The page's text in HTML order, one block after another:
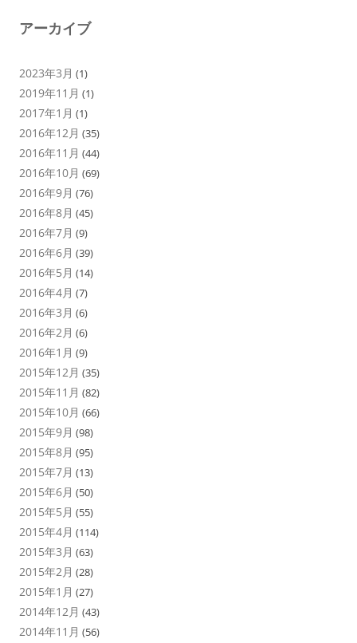
アーカイブ
2023年3月 (1)
2019年11月 (1)
2017年1月 (1)
2016年12月 (35)
2016年11月 (44)
2016年10月 (69)
2016年9月 (76)
2016年8月 (45)
2016年7月 (9)
2016年6月 (39)
2016年5月 (14)
2016年4月 (7)
2016年3月 (6)
2016年2月 (6)
2016年1月 (9)
2015年12月 (35)
2015年11月 (82)
2015年10月 (66)
2015年9月 (98)
2015年8月 (95)
2015年7月 (13)
2015年6月 (50)
2015年5月 (55)
2015年4月 (114)
2015年3月 (63)
2015年2月 (28)
2015年1月 (27)
2014年12月 (43)
2014年11月 (56)